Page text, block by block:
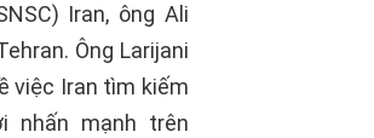
Iran, ông Ali
Ông Larijani
việc Iran tìm kiếm
nhấn mạnh trên